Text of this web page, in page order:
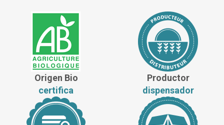
Origen Bio
certifica
Productor
dispensador